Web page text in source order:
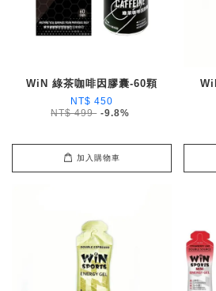
WiN 綠茶咖啡因膠囊-60顆
NT$ 450
NT$ 499 -9.8%
加入購物車